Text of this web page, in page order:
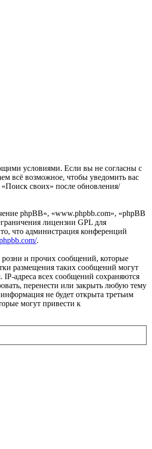
условиями. Если вы не согласны с
всё возможное, чтобы уведомить вас
своих» после обновления/
phpBB», «www.phpbb.com», «phpBB
лицензии GPL для
что администрация конференций
.
и прочих сообщений, которые
размещения таких сообщений могут
адреса всех сообщений сохраняются
перенести или закрыть любую тему
не будет открыта третьим
могут привести к